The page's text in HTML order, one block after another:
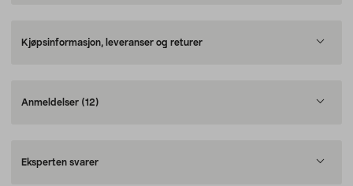
Kjøpsinformasjon, leveranser og returer
Anmeldelser (12)
Eksperten svarer